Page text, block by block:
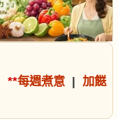
**每週煮意 | 加餸